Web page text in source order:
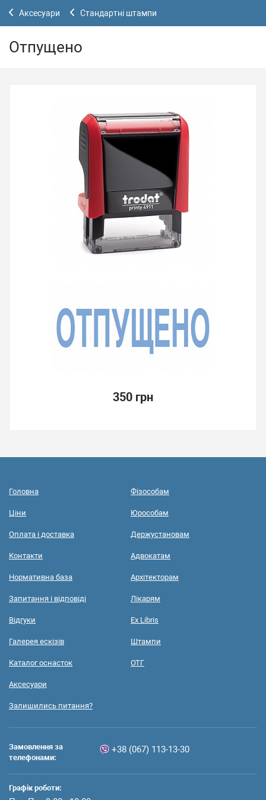
Аксесуари Стандартні штампи
Отпущено
350 грн
Головна
Ціни
Оплата і доставка
Контакти
Нормативна база
Запитання і відповіді
Відгуки
Галерея ескізів
Каталог оснасток
Аксесуари
Залишились питання?
Фізособам
Юрособам
Держустановам
Адвокатам
Архітекторам
Лікарям
Ex Libris
Штампи
ОТГ
Замовлення за
телефонами:
+38 (067) 113-13-30
Графік роботи: